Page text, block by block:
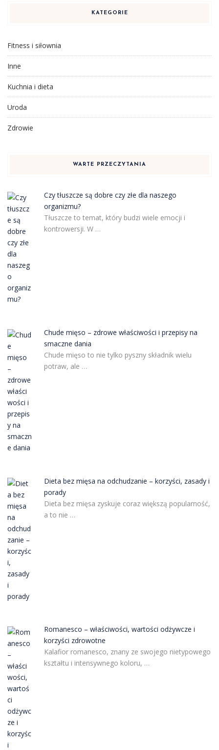
KATEGORIE
Fitness i siłownia
Inne
Kuchnia i dieta
Uroda
Zdrowie
WARTE PRZECZYTANIA
Czy tłuszcze są dobre czy złe dla naszego
organizmu?
Tłuszcze to temat, który budzi wiele emocji i
kontrowersji. W …
Chude mięso – zdrowe właściwości i przepisy na
smaczne dania
Chude mięso to nie tylko pyszny składnik wielu
potraw, ale …
Dieta bez mięsa na odchudzanie – korzyści, zasady i
porady
Dieta bez mięsa zyskuje coraz większą popularność,
a to nie …
Romanesco – właściwości, wartości odżywcze i
korzyści zdrowotne
Kalafior romanesco, znany ze swojego nietypowego
kształtu i intensywnego koloru, …